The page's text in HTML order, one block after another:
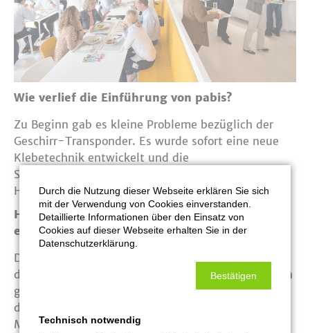
Wie verlief die Einführung von pabis?
Zu Beginn gab es kleine Probleme bezüglich der
Geschirr-Transponder. Es wurde sofort eine neue
Klebetechnik entwickelt und die
Startschwierigkeiten waren damit schnell behoben.
Heute sitzen die Transponder bombenfest.
Hat sich für das Küchenpersonal durch pabis
etwas verändert?
Der morgendliche Ablauf hat sich etwas verändert,
da für den laufenden Betrieb einige Vorbereitungen
getroffen werden müssen. Beispielsweise werden
die Übergabestationen im Vorfeld programmiert.
Mit etwas Übung dauert das allerdings nur wenige
Durch die Nutzung dieser Webseite erklären Sie sich
mit der Verwendung von Cookies einverstanden.
Detaillierte Informationen über den Einsatz von
Cookies auf dieser Webseite erhalten Sie in der
Datenschutzerklärung.
Bestätigen
Technisch notwendig